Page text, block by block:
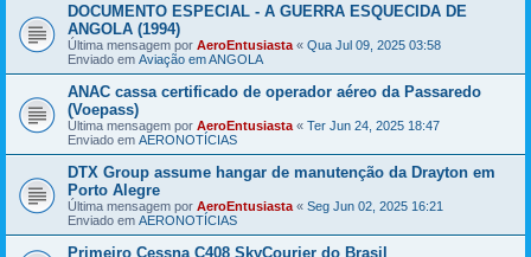
DOCUMENTO ESPECIAL - A GUERRA ESQUECIDA DE
ANGOLA (1994)
Última mensagem por AeroEntusiasta « Qua Jul 09, 2025 03:58
Enviado em Aviação em ANGOLA
ANAC cassa certificado de operador aéreo da Passaredo
(Voepass)
Última mensagem por AeroEntusiasta « Ter Jun 24, 2025 18:47
Enviado em AERONOTÍCIAS
DTX Group assume hangar de manutenção da Drayton em
Porto Alegre
Última mensagem por AeroEntusiasta « Seg Jun 02, 2025 16:21
Enviado em AERONOTÍCIAS
Primeiro Cessna C408 SkyCourier do Brasil